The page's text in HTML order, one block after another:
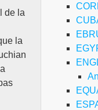
L’ANARCHIE,
VIE
de la
la